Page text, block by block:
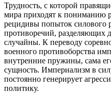
Трудность, с которой
мира приходят к пониманию
рецидивы попыток силового
противоречий, разделяющих
случайны. К переводу
военного противоборства
внутренние пружины, сама
сущность. Империализм в
постоянно генерирует
политику.